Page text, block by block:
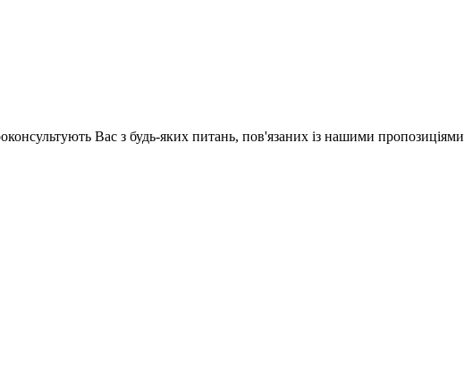
Вас з будь-яких питань, пов'язаних із нашими пропозиціями